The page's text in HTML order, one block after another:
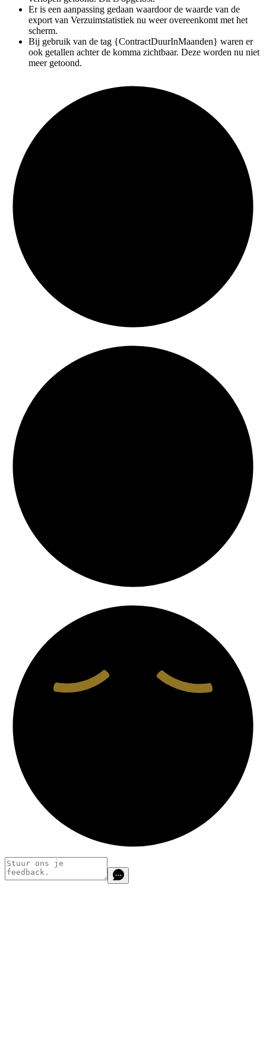
Er is een aanpassing gedaan waardoor de waarde van de
export van Verzuimstatistiek nu weer overeenkomt met het
scherm.
Bij gebruik van de tag {ContractDuurInMaanden} waren er
ook getallen achter de komma zichtbaar. Deze worden nu niet
meer getoond.